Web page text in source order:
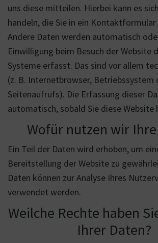
uns diese mitteilen. Hierbei kann es
handeln, die Sie in ein Kontaktformular
Andere Daten werden automatisch
Einwilligung beim Besuch der Website
Systeme erfasst. Das sind vor allem
(z. B. Internetbrowser, Betriebssystem
Seitenaufrufs). Die Erfassung dieser
automatisch, sobald Sie diese Website
Wofür nutzen wir
Ein Teil der Daten wird erhoben, um
Bereitstellung der Website zu
Daten können zur Analyse Ihres
verwendet werden.
Weilche Rechte haben
Ihrer Daten?